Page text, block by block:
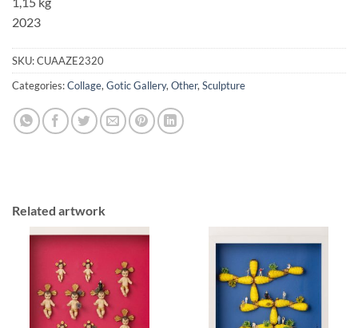
2023
SKU:CUAAZE2320
Categories:Collage,Gotic Gallery,Other,Sculpture
Related artwork